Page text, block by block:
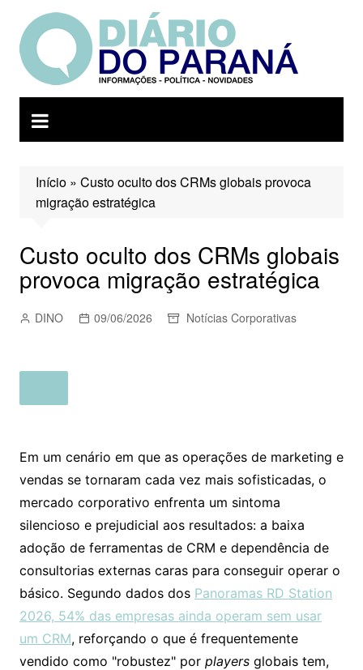
para
conteúdo
Início» Custo oculto dos CRMs globais provoca
migração estratégica
Custo oculto dos CRMs globais
provoca migração estratégica
DINO 09/06/2026 Notícias Corporativas
Em um cenário em que as operações de marketing e
vendas se tornaram cada vez mais sofisticadas, o
mercado corporativo enfrenta um sintoma
silencioso e prejudicial aos resultados: a baixa
adoção de ferramentas de CRM e dependência de
consultorias externas caras para conseguir operar o
básico. Segundo dados dos Panoramas RD Station
2026, 54% das empresas ainda operam sem usar
um CRM, reforçando o que é frequentemente
vendido como "robustez" por playersglobais tem,